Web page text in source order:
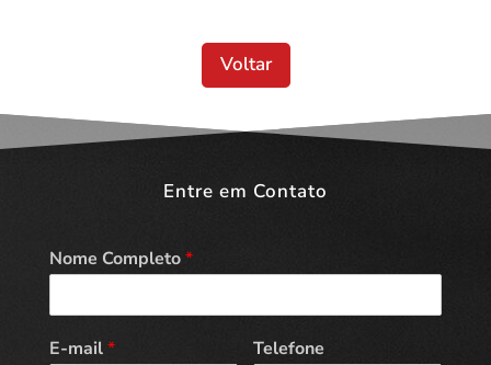
Voltar
Entre em Contato
Nome Completo*
E-mail* Telefone